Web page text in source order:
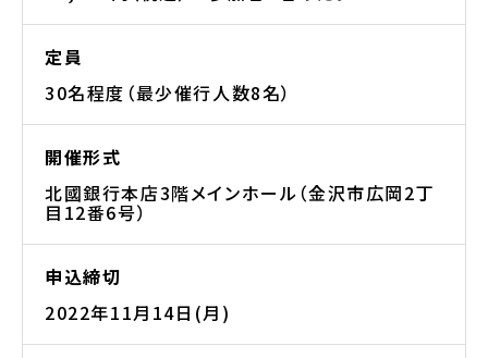
定員
30名程度（最少催行人数8名）
開催形式
北國銀行本店3階メインホール（金沢市広岡2丁
目12番6号）
申込締切
2022年11月14日(月)